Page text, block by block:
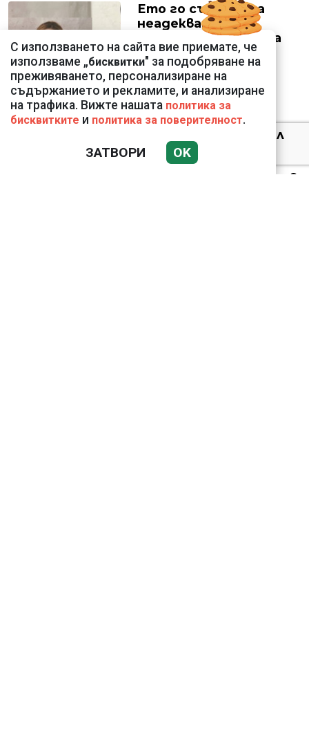
Ето го съпруга на
неадекватната
външна министърка
Велислава Петрова
Ким Чен Ун е получил
22 милиарда долара
свръхпечалба от
началото на войната в
С използването на сайта вие приемате, че
използваме „бисквитки" за подобряване на
преживяването, персонализиране на
съдържанието и рекламите, и анализиране
на трафика. Вижте нашата политика за
бисквитките и политика за поверителност.
ЗАТВОРИ OK